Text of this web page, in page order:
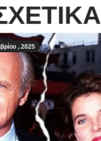
, 2025